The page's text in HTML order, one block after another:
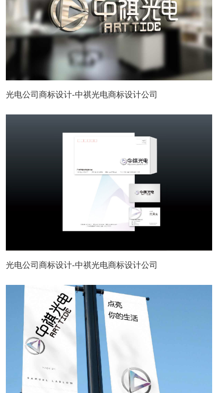
光电公司商标设计-中祺光电商标设计公司
光电公司商标设计-中祺光电商标设计公司